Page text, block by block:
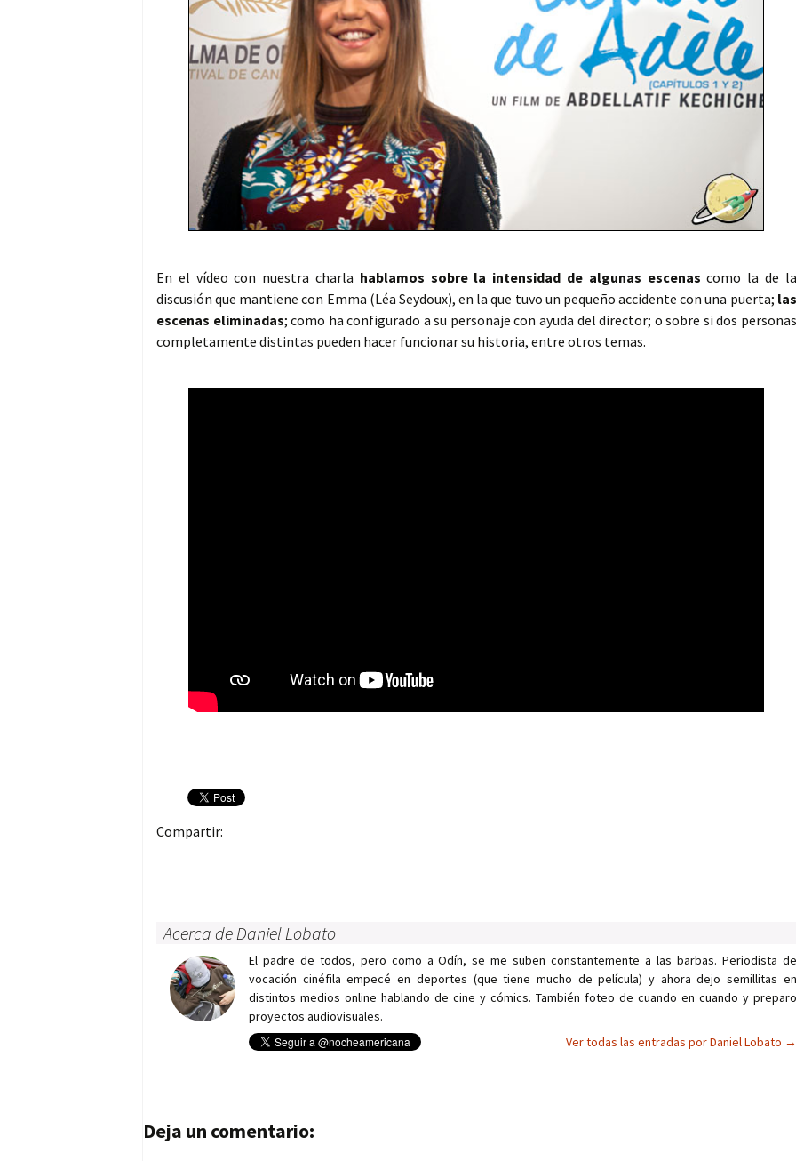
En el vídeo con nuestra charla hablamos sobre la intensidad de algunas escenas como la de la
discusión que mantiene con Emma (Léa Seydoux), en la que tuvo un pequeño accidente con una puerta; las
escenas eliminadas; como ha configurado a su personaje con ayuda del director; o sobre si dos personas
completamente distintas pueden hacer funcionar su historia, entre otros temas.
Compartir:
Acerca de Daniel Lobato
El padre de todos, pero como a Odín, se me suben constantemente a las barbas. Periodista de
vocación cinéfila empecé en deportes (que tiene mucho de película) y ahora dejo semillitas en
distintos medios online hablando de cine y cómics. También foteo de cuando en cuando y preparo
proyectos audiovisuales.
Ver todas las entradas por Daniel Lobato →
Navegación de entradas
Deja un comentario: